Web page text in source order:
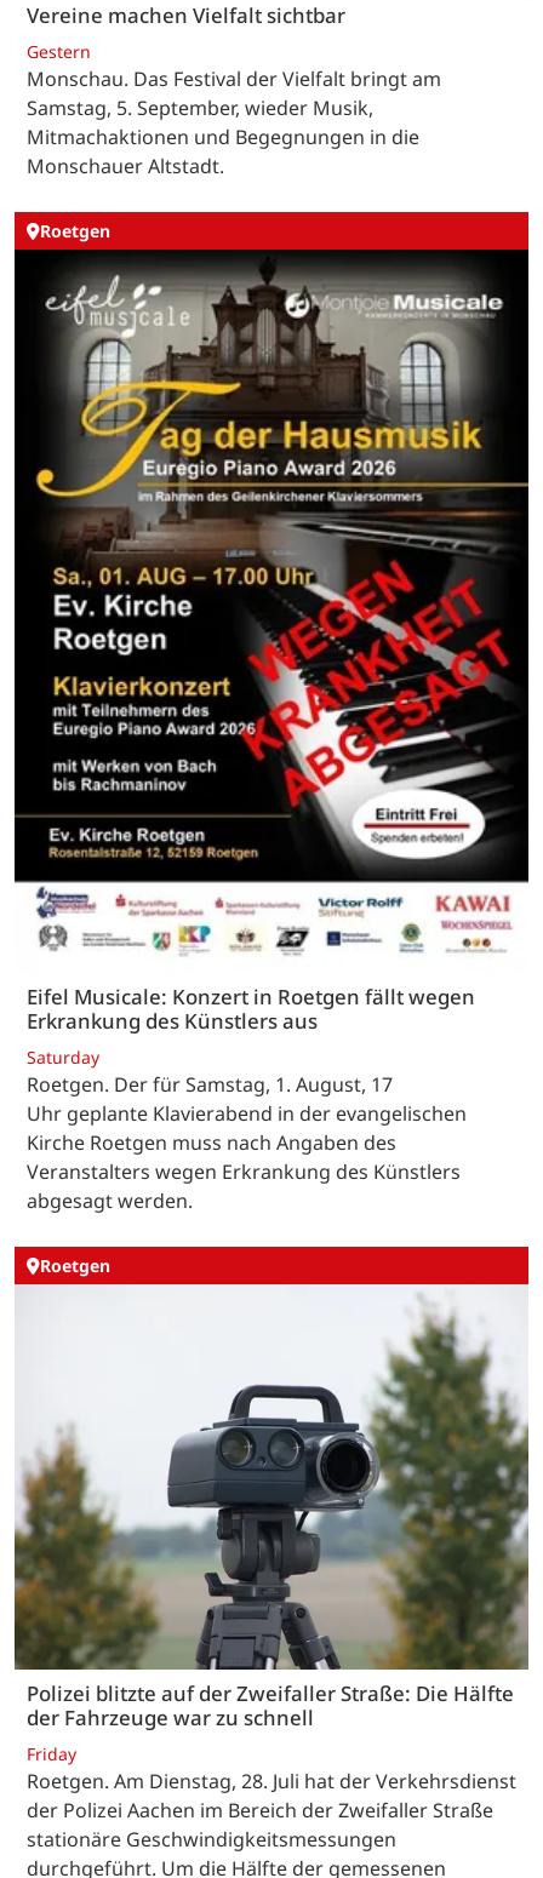
Vereine machen Vielfalt sichtbar
Gestern
Monschau. Das Festival der Vielfalt bringt am
Samstag, 5. September, wieder Musik,
Mitmachaktionen und Begegnungen in die
Monschauer Altstadt.
Roetgen
Eifel Musicale: Konzert in Roetgen fällt wegen
Erkrankung des Künstlers aus
Saturday
Roetgen. Der für Samstag, 1. August, 17
Uhr geplante Klavierabend in der evangelischen
Kirche Roetgen muss nach Angaben des
Veranstalters wegen Erkrankung des Künstlers
abgesagt werden.
Roetgen
Polizei blitzte auf der Zweifaller Straße: Die Hälfte
der Fahrzeuge war zu schnell
Friday
Roetgen. Am Dienstag, 28. Juli hat der Verkehrsdienst
der Polizei Aachen im Bereich der Zweifaller Straße
stationäre Geschwindigkeitsmessungen
durchgeführt. Um die Hälfte der gemessenen